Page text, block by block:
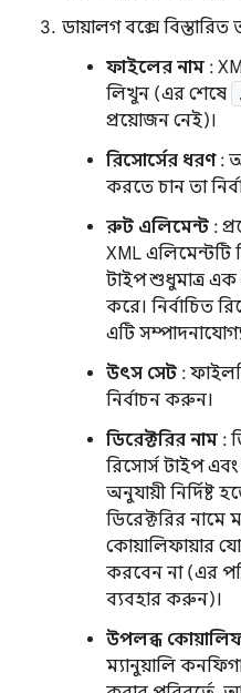
ডায়ালগ বক্সে
ফাইলের নাম :
লিখুন (এর শেষে
প্রয়োজন নেই)।
রিসোর্সের ধরণ:
করতে চান তা
রুট এলিমেন্ট :
XML এলিমেন্টটি
টাইপ শুধুমাত্র
করে। নির্বাচিত
এটি
উৎস সেট :
নির্বাচন করুন।
ডিরেক্টরির নাম :
রিসোর্স টাইপ
অনুযায়ী নির্দিষ্ট
ডিরেক্টরির নামে
কোয়ালিফায়ার
করবেন না (এর
ব্যবহার করুন)।
উপলব্ধ
ম্যানুয়ালি